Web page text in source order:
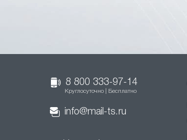
8 800 333-97-14
Круглосуточно | Бесплатно
info@mail-ts.ru